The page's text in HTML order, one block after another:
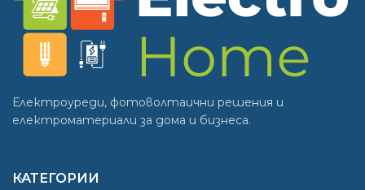
Електроуреди, фотоволтаични решения и
електроматериали за дома и бизнеса.
КАТЕГОРИИ